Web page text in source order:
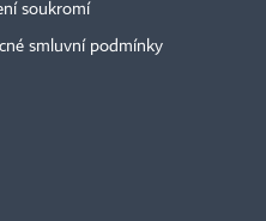
soukromí
smluvní podmínky